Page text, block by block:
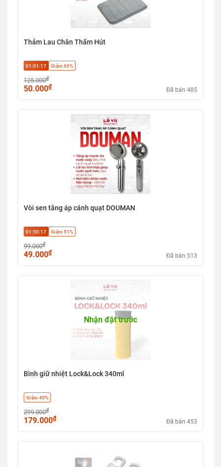
Thảm Lau Chân Thấm Hút
01:01:17 Giảm 60%
125.000₫
50.000₫ Đã bán 485
Vòi sen tăng áp cánh quạt DOUMAN
01:50:17 Giảm 51%
99.000₫
49.000₫ Đã bán 513
Nhận đặt trước
Bình giữ nhiệt Lock&Lock 340ml
Giảm 40%
299.000₫
179.000₫ Đã bán 453